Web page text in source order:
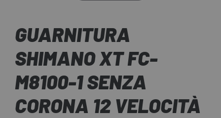
GUARNITURA
SHIMANO XT FC-
M8100-1 SENZA
CORONA 12 VELOCITÀ